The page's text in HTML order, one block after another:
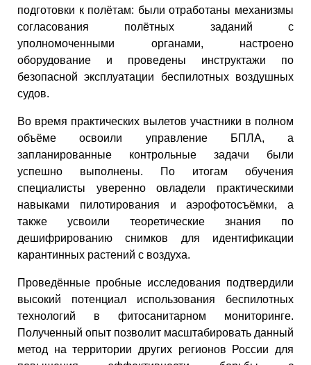
подготовки к полётам: были отработаны механизмы
согласования полётных заданий с
уполномоченными органами, настроено
оборудование и проведены инструктажи по
безопасной эксплуатации беспилотных воздушных
судов.
Во время практических вылетов участники в полном
объёме освоили управление БПЛА, а
запланированные контрольные задачи были
успешно выполнены. По итогам обучения
специалисты уверенно овладели практическими
навыками пилотирования и аэрофотосъёмки, а
также усвоили теоретические знания по
дешифрированию снимков для идентификации
карантинных растений с воздуха.
Проведённые пробные исследования подтвердили
высокий потенциал использования беспилотных
технологий в фитосанитарном мониторинге.
Полученный опыт позволит масштабировать данный
метод на территории других регионов России для